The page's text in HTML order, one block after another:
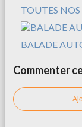
TOUTES
BALADE
Commenter